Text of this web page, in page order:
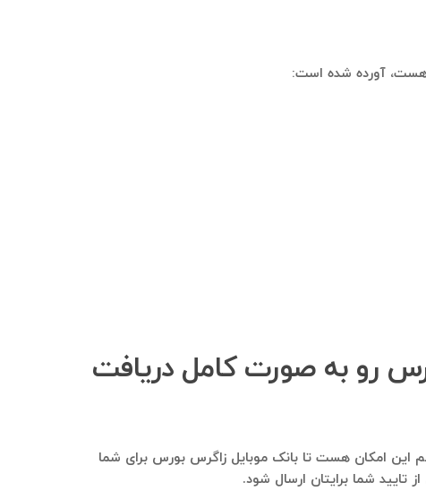
هست، آورده شده است:
رو به صورت کامل دریافت
بفرمایید. هم این امکان هست تا بانک موبایل زاگرس بورس برای شما
شما برایتان ارسال شود.